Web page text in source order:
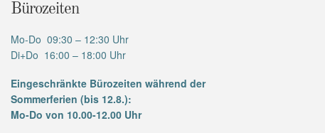
Bürozeiten
Mo-Do 09:30 – 12:30 Uhr
Di+Do 16:00 – 18:00 Uhr
Eingeschränkte Bürozeiten während der
Sommerferien (bis 12.8.):
Mo-Do von 10.00-12.00 Uhr